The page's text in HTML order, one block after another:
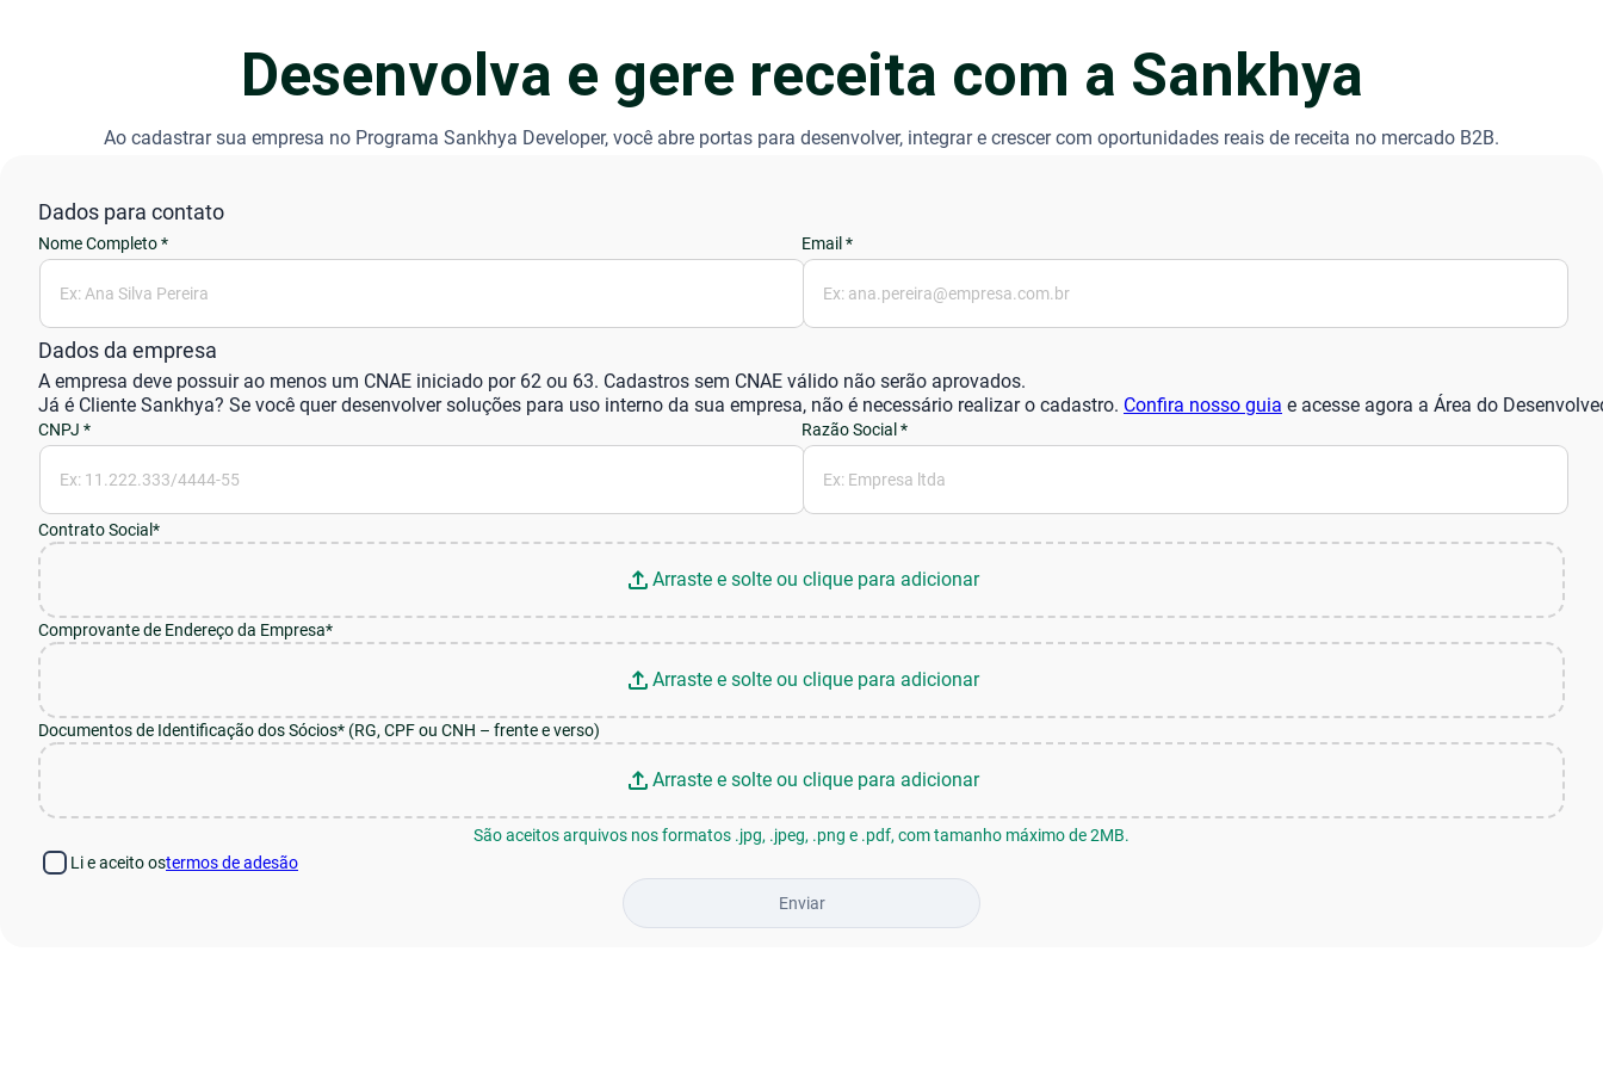
Desenvolva e gere receita com a Sankhya
Ao cadastrar sua empresa no Programa Sankhya Developer, você abre portas para desenvolver, integrar e crescer com oportunidades reais de receita no mercado B2B.
Dados para contato
Dados da empresa
A empresa deve possuir ao menos um CNAE iniciado por 62 ou 63. Cadastros sem CNAE válido não serão aprovados.
Já é Cliente Sankhya? Se você quer desenvolver soluções para uso interno da sua empresa, não é necessário realizar o cadastro. Confira nosso guia e acesse agora a Área do
Contrato Social*
Comprovante de Endereço da Empresa*
Documentos de Identificação dos Sócios* (RG, CPF ou CNH – frente e verso)
São aceitos arquivos nos formatos .jpg, .jpeg, .png e .pdf, com tamanho máximo de 2MB.
Li e aceito ostermos de adesão